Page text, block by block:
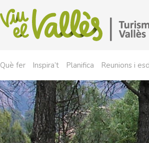
Què fer Inspira’t Planifica Reunions i